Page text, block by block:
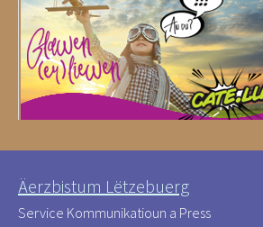
Äerzbistum Lëtzebuerg
Service Kommunikatioun a Press